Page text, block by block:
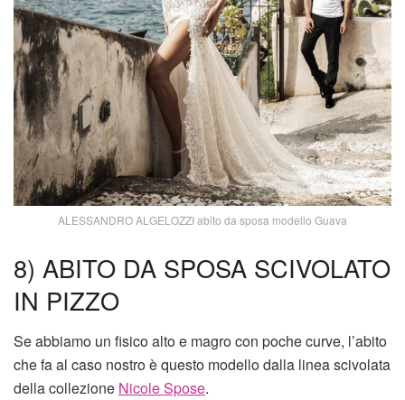
ALESSANDRO ALGELOZZI abito da sposa modello Guava
8) ABITO DA SPOSA SCIVOLATO
IN PIZZO
Se abbiamo un fisico alto e magro con poche curve, l’abito
che fa al caso nostro è questo modello dalla linea scivolata
della collezione Nicole Spose.